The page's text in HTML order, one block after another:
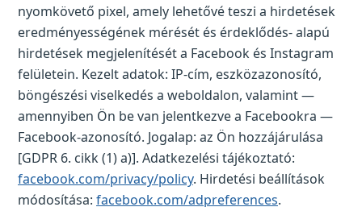
nyomkövető pixel, amely lehetővé teszi a hirdetések
eredményességének mérését és érdeklődés- alapú
hirdetések megjelenítését a Facebook és Instagram
felületein. Kezelt adatok: IP-cím, eszközazonosító,
böngészési viselkedés a weboldalon, valamint —
amennyiben Ön be van jelentkezve a Facebookra —
Facebook-azonosító. Jogalap: az Ön hozzájárulása
[GDPR 6. cikk (1) a)]. Adatkezelési tájékoztató:
facebook.com/privacy/policy. Hirdetési beállítások
módosítása: facebook.com/adpreferences.